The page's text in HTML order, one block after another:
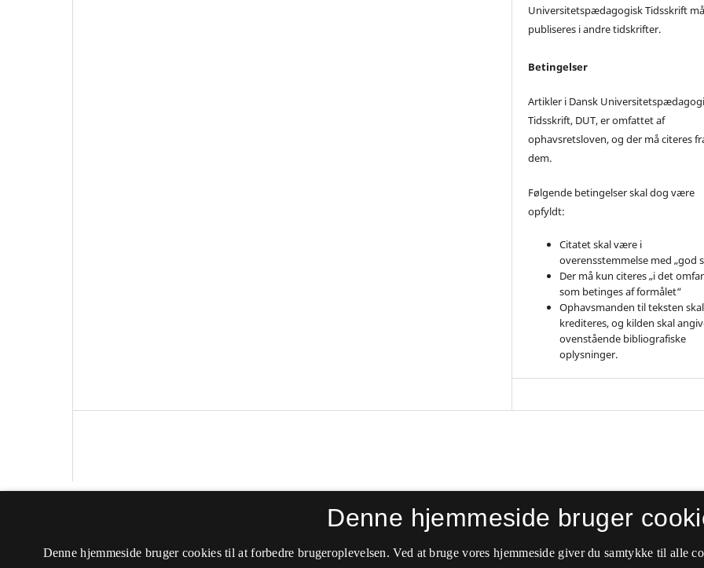
Universitetspædagogisk Tidsskrift
publiseres i andre tidskrifter.
Betingelser
Artikler i Dansk
Tidsskrift, DUT, er omfattet af
ophavsretsloven, og der må citeres
dem.
Følgende betingelser skal dog være
opfyldt:
Citatet skal være i
overensstemmelse med „god
Der må kun citeres „i det
som betinges af formålet“
Ophavsmanden til teksten skal
krediteres, og kilden skal
ovenstående bibliografiske
oplysninger.
Dansk Universitetspædagogisk Tidsskrift
ISSN 2245-1374 (Online)
Denne hjemmeside bruger
Denne hjemmeside bruger cookies til at forbedre brugeroplevelsen. Ved at bruge vores hjemmeside giver du samtykke til alle